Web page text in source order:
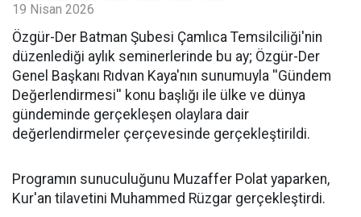
19 Nisan 2026
​Özgür-Der Batman Şubesi Çamlıca Temsilciliği'nin
düzenlediği aylık seminerlerinde bu ay; Özgür-Der
Genel Başkanı Rıdvan Kaya'nın sunumuyla ''Gündem
Değerlendirmesi'' konu başlığı ile ülke ve dünya
gündeminde gerçekleşen olaylara dair
değerlendirmeler çerçevesinde gerçekleştirildi.
Programın sunuculuğunu Muzaffer Polat yaparken,
Kur'an tilavetini Muhammed Rüzgar gerçekleştirdi.